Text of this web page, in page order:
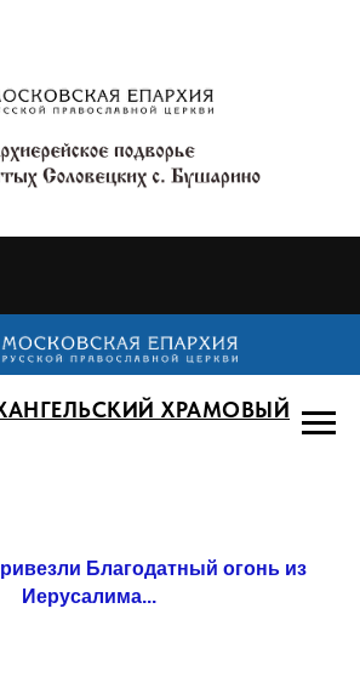
ХРАМОВЫЙ
Благодатный огонь из
Иерусалима...